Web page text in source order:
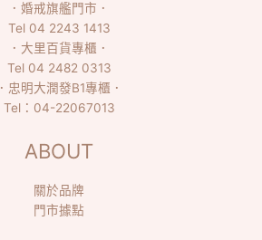
． 婚戒旗艦門市 ．
Tel 04 2243 1413
． 大里百貨專櫃 ．
Tel 04 2482 0313
． 忠明大潤發B1專櫃 ．
Tel： 04-22067013
ABOUT
關於品牌
門市據點